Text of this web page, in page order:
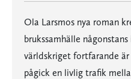
Ola Larsmos nya roman
brukssamhälle
världskriget fortfarande
pågick en livlig trafik